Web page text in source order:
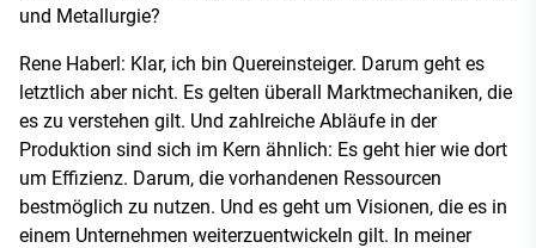
und Metallurgie?
Rene Haberl: Klar, ich bin Quereinsteiger. Darum geht es
letztlich aber nicht. Es gelten überall Marktmechaniken, die
es zu verstehen gilt. Und zahlreiche Abläufe in der
Produktion sind sich im Kern ähnlich: Es geht hier wie dort
um Effizienz. Darum, die vorhandenen Ressourcen
bestmöglich zu nutzen. Und es geht um Visionen, die es in
einem Unternehmen weiterzuentwickeln gilt. In meiner